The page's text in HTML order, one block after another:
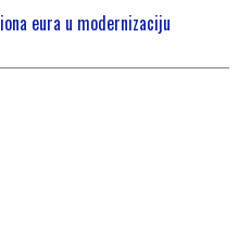
eura u modernizaciju